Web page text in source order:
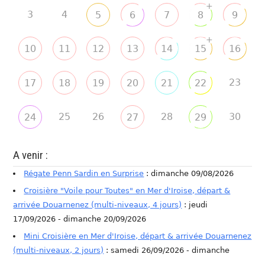
3 4 5 6 7 8
+
9
10 11 12 13 14 15
+
16
17 18 19 20 21 22 23
24 25 26 27 28 29 30
A venir :
Régate Penn Sardin en Surprise : dimanche 09/08/2026
Croisière "Voile pour Toutes" en Mer d'Iroise, départ &
arrivée Douarnenez (multi-niveaux, 4 jours) : jeudi
17/09/2026 - dimanche 20/09/2026
Mini Croisière en Mer d'Iroise, départ & arrivée Douarnenez
(multi-niveaux, 2 jours) : samedi 26/09/2026 - dimanche